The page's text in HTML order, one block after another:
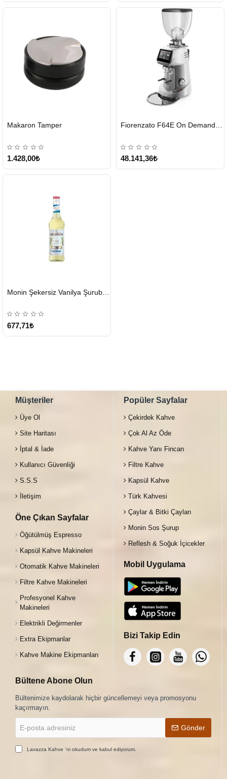
GÖNDERİ
Makaron Tamper
1.428,00₺
GÖNDERİ
48.141,36₺
GÖNDERİ
677,71₺
Müşteriler
Üye Ol
Site Haritası
İptal & İade
Kullanıcı Güvenliği
S.S.S
İletişim
Öne Çıkan Sayfalar
Öğütülmüş Espresso
Kapsül Kahve Makineleri
Otomatik Kahve Makineleri
Filtre Kahve Makineleri
Profesyonel Kahve
Makineleri
Elektrikli Değirmenler
Extra Ekipmanlar
Kahve Makine Ekipmanları
Popüler Sayfalar
Çekirdek Kahve
Çok Al Az Öde
Kahve Yanı Fincan
Filtre Kahve
Kapsül Kahve
Türk Kahvesi
Çaylar & Bitki Çayları
Monin Sos Şurup
Reflesh & Soğuk İçicekler
Mobil Uygulama
Bizi Takip Edin
Bültene Abone Olun
Bültenimize kaydolarak hiçbir güncellemeyi veya promosyonu
kaçırmayın.
posta
adresiniz
Gönder
Lavazza Kahve 'ni okudum ve kabul ediyorum.